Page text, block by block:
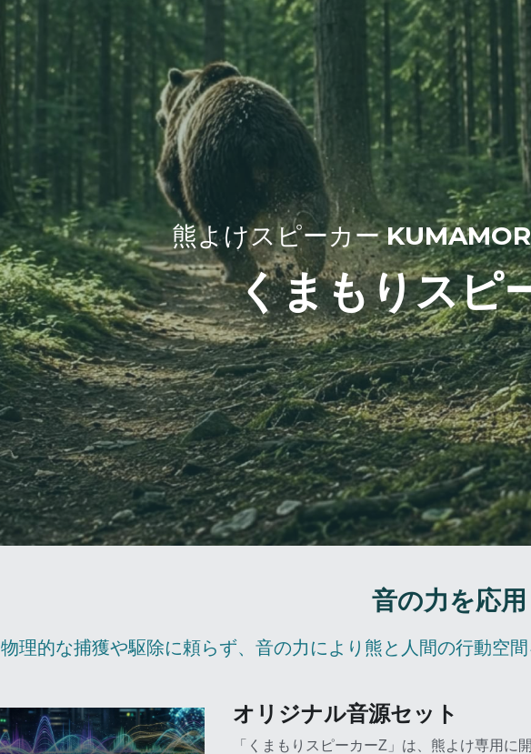
熊よけスピーカー
くまもりスピ
音の力を応用
物理的な捕獲や駆除に頼らず、音の力により熊と人間の行動空
オリジナル音源セット
「くまもりスピーカーZ」は、熊よけ専用